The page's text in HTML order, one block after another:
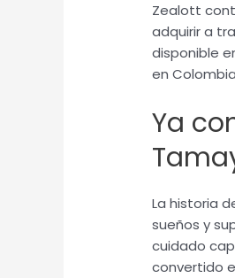
Zealott
adquirir a
disponible
en
Ya
La historia
sueños y
cuidado
convertido